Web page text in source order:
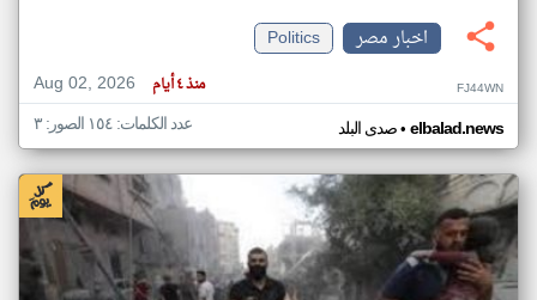
اخبار مصر
Politics
Aug 02, 2026
منذ ٤ أيام FJ44WN
صدى البلد• elbalad.news عدد الكلمات: ١٥٤ الصور: ٣